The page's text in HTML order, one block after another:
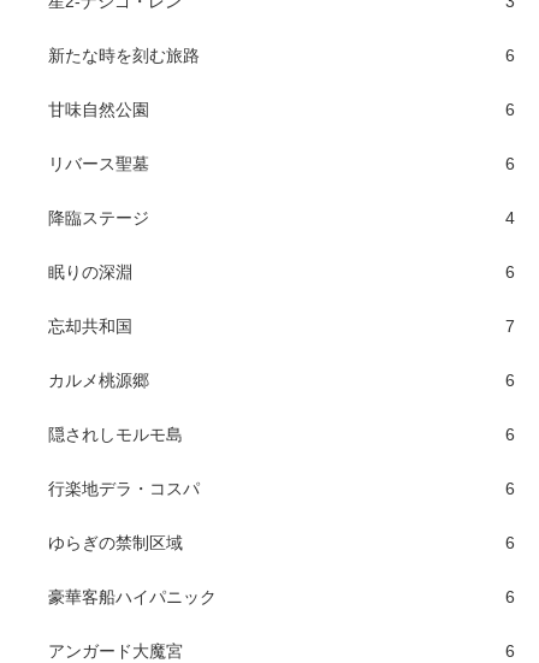
新たな時を刻む旅路 6
甘味自然公園 6
リバース聖墓 6
降臨ステージ 4
眠りの深淵 6
忘却共和国 7
カルメ桃源郷 6
隠されしモルモ島 6
行楽地デラ・コスパ 6
ゆらぎの禁制区域 6
豪華客船ハイパニック 6
アンガード大魔宮 6